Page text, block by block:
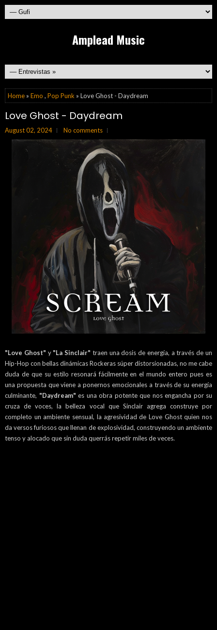
Amplead Music
Home » Emo , Pop Punk » Love Ghost - Daydream
Love Ghost - Daydream
August 02, 2024 No comments
"Love Ghost" y "La Sinclair" traen una dosis de energía, a través de un
Hip-Hop con bellas dinámicas Rockeras súper distorsionadas, no me cabe
duda de que su estilo resonará fácilmente en el mundo entero pues es
una propuesta que viene a ponernos emocionales a través de su energía
culminante, "Daydream" es una obra potente que nos engancha por su
cruza de voces, la belleza vocal que Sinclair agrega construye por
completo un ambiente sensual, la agresividad de Love Ghost quien nos
da versos furiosos que llenan de explosividad, construyendo un ambiente
tenso y alocado que sin duda querrás repetir miles de veces.